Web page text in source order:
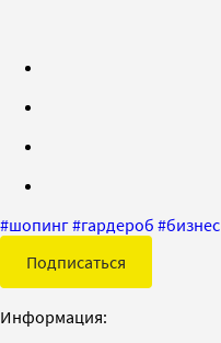
#шопинг#гардероб #бизнес
Подписаться
Информация: